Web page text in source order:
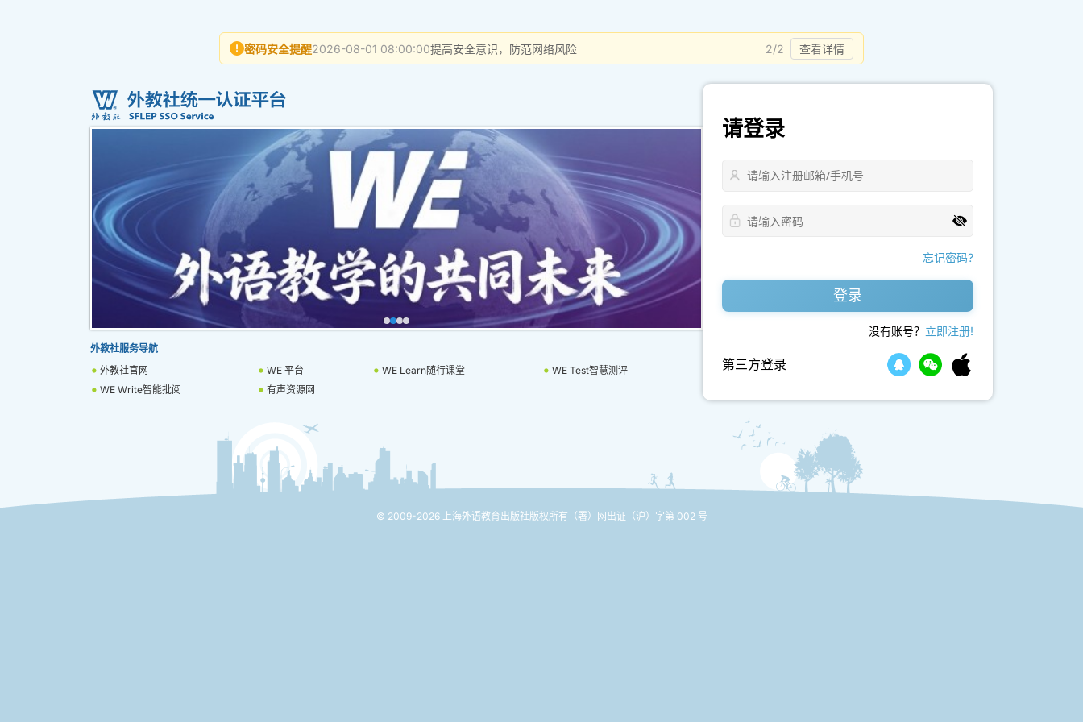
! 密码安全提醒2026-08-01 08:00:00提高安全意识，防范网络风险 2/2 查看详情
外教社服务导航
外教社官网
WE 平台 WE Learn随行课堂
WE Test智慧测评
WE Write智能批阅
有声资源网
请登录
忘记密码?
登录
没有账号？ 立即注册!
第三方登录
© 2009-2026 上海外语教育出版社版权所有 （署）网出证（沪）字第 002 号